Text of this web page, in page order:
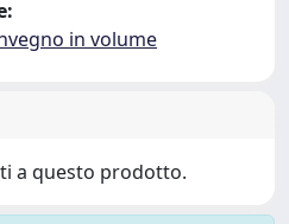
in volume
a questo prodotto.